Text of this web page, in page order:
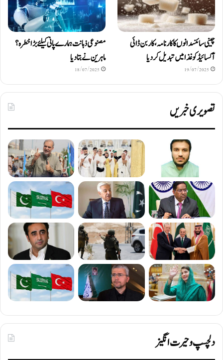
چینی سائنسدانوں کا کارنامہ، کاربن ڈائی
آکسائیڈ کو غذا میں تبدیل کردیا
19/07/2025
مصنوعی ذہانت ہمارے پانی کیلئے بڑا خطرہ؟
ماہرین نے بتا دیا
18/07/2025
تصویری خبریں
دلچسپ و حیرت انگیز